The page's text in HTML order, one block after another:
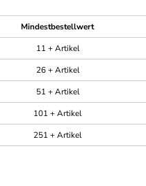
Mindestbestellwert
11 + Artikel
26 + Artikel
51 + Artikel
101 + Artikel
251 + Artikel